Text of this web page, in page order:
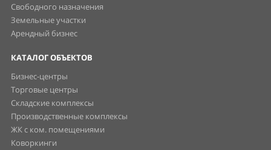
Свободного назначения
Земельные участки
Арендный бизнес
КАТАЛОГ ОБЪЕКТОВ
Бизнес-центры
Торговые центры
Складские комплексы
Производственные комплексы
ЖК с ком. помещениями
Коворкинги